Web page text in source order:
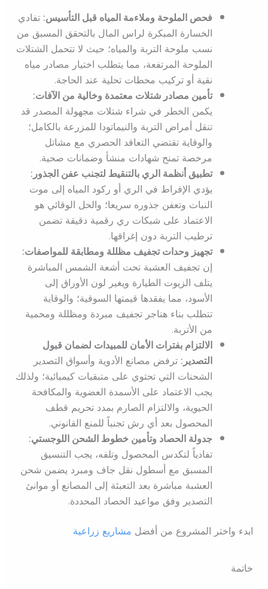
فحص الملوحة وملاءمة المياه قبل التأسيس:تفادي
الخسارة المبكرة لراس المال بالتحقق المسبق من
نسب ملوحة التربة والمياه؛ حيث لا تتحمل الشتلات
الملوحة المرتفعة، مما يتطلب اختيار مصادر مياه
نقية أو تركيب محطات تحلية عند الحاجة.
تأمين مصادر شتلات معتمدة وخالية من الآفات:
يكمن الخطر في شراء شتلات مجهولة المصدر قد
تنقل أمراض التربة والنيماتودا للمزرعة بالكامل؛
والوقاية تقتضي التعاقد الحصري مع مشاتل
مرخصة تمنح شهادات منشأ وضمانات صحية.
تطبيق أنظمة الري بالتنقيط لتجنب عفن الجذور:
يؤدي الإفراط في الري أو ركود المياه إلى موت
النبات وتعفن جذوره سريعا؛ والحل الوقائي هو
الاعتماد على شبكات ري رقمية دقيقة تضمن
ترطيب التربة دون إغراقها.
تجهيز وحدات تجفيف مظللة ومطابقة للمواصفات:
إن تجفيف العشبة تحت أشعة الشمس المباشرة
يتلف الزيوت الطيارة ويغير لون الأوراق إلى
الأسود، مما يفقدها قيمتها السوقية؛ والوقاية
تتطلب بناء هناجر تجفيف مبردة ومظللة ومحمية
من الأتربة.
الالتزام بفترات الأمان للمبيدات لضمان قبول
التصدير:ترفض مصانع الأدوية وأسواق التصدير
الشحنات التي تحتوي على متبقيات كيميائية؛ ولذلك
يجب الاعتماد على الأسمدة العضوية والمكافحة
الحيوية، والالتزام الصارم بمدد تحريم قطف
المحصول بعد أي رش تجنباً للمنع القانوني.
جدولة الحصاد وتأمين خطوط الشحن اللوجستي:
تفادياً لتكدس المحصول وتلفه، يجب التنسيق
المسبق مع أسطول نقل جاف ومبرد يضمن شحن
العشبة مباشرة بعد التعبئة إلى المصانع أو موانئ
التصدير وفق مواعيد الحصاد المحددة.
ابدء واختر المشروع من أفضل مشاريع زراعية
خاتمة